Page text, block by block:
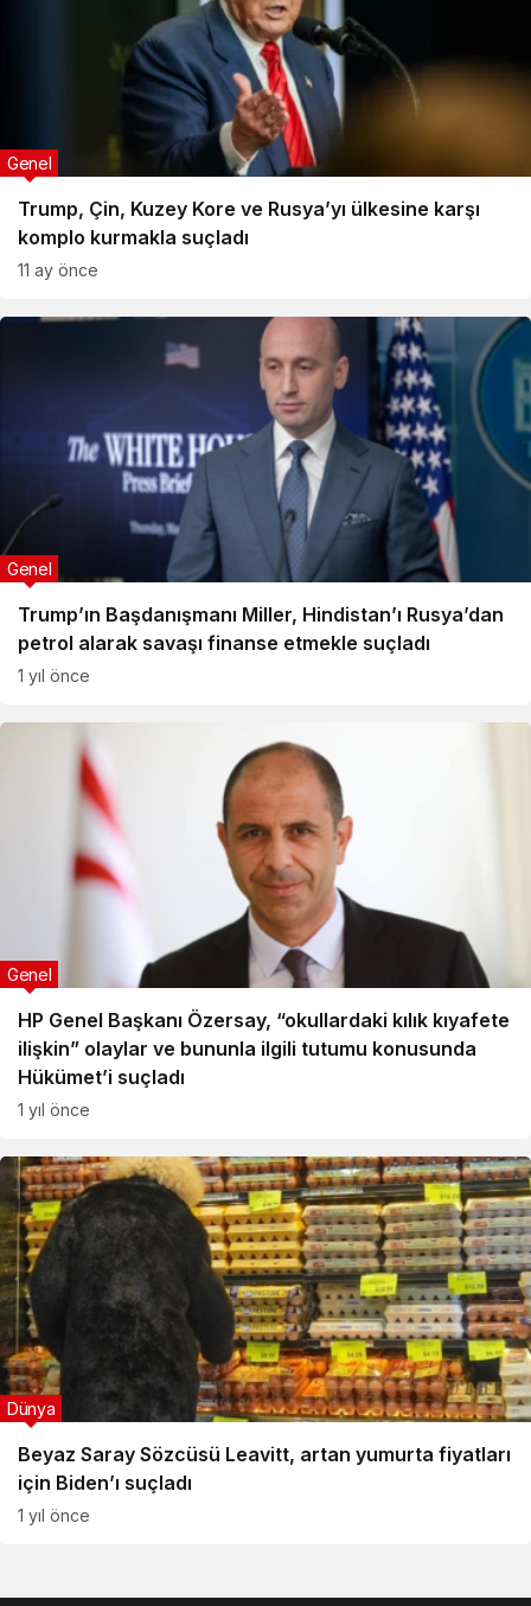
Trump, Çin, Kuzey Kore ve Rusya’yı ülkesine karşı
komplo kurmakla suçladı
Genel
11 ay önce
Trump’ın Başdanışmanı Miller, Hindistan’ı Rusya’dan
petrol alarak savaşı finanse etmekle suçladı
Genel
1 yıl önce
HP Genel Başkanı Özersay, “okullardaki kılık kıyafete
ilişkin” olaylar ve bununla ilgili tutumu konusunda
Hükümet’i suçladı
Genel
1 yıl önce
Beyaz Saray Sözcüsü Leavitt, artan yumurta fiyatları
için Biden’ı suçladı
Dünya
1 yıl önce